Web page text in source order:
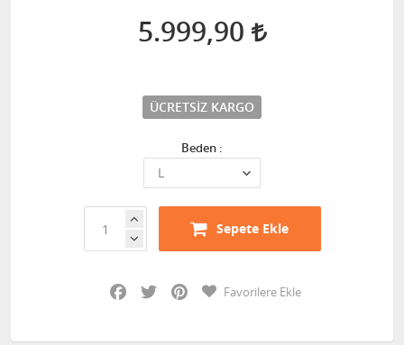
5.999,90
ÜCRETSIZ KARGO
Beden :
Sepete Ekle
Facebook
Twitter PinterestFavorilere Ekle